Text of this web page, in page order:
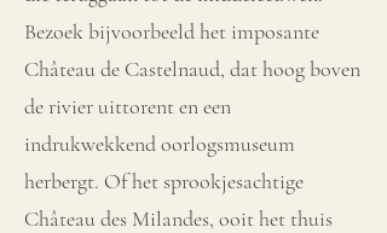
Bezoek bijvoorbeeld het imposante
Château de Castelnaud, dat hoog boven
de rivier uittorent en een
indrukwekkend oorlogsmuseum
herbergt. Of het sprookjesachtige
Château des Milandes, ooit het thuis